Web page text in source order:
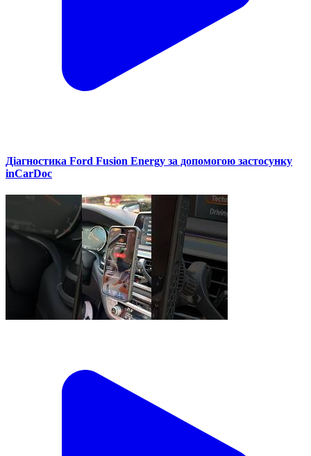
Діагностика Ford Fusion Energy за допомогою застосунку
inCarDoc